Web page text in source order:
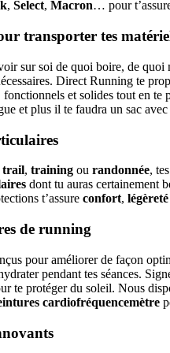
, Select, Macron… pour
transporter tes
sur soi de quoi boire, de
Direct Running te
fonctionnels et solides tout en te
et plus il te faudra un sac
trail, training ou randonnée,
dont tu auras certainement
t’assure confort, légèreté
de running
pour améliorer de façon
pendant tes séances.
te protéger du soleil. Nous
cardiofréquencemètre